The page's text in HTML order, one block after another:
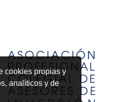
cookies propias y
analíticos y de